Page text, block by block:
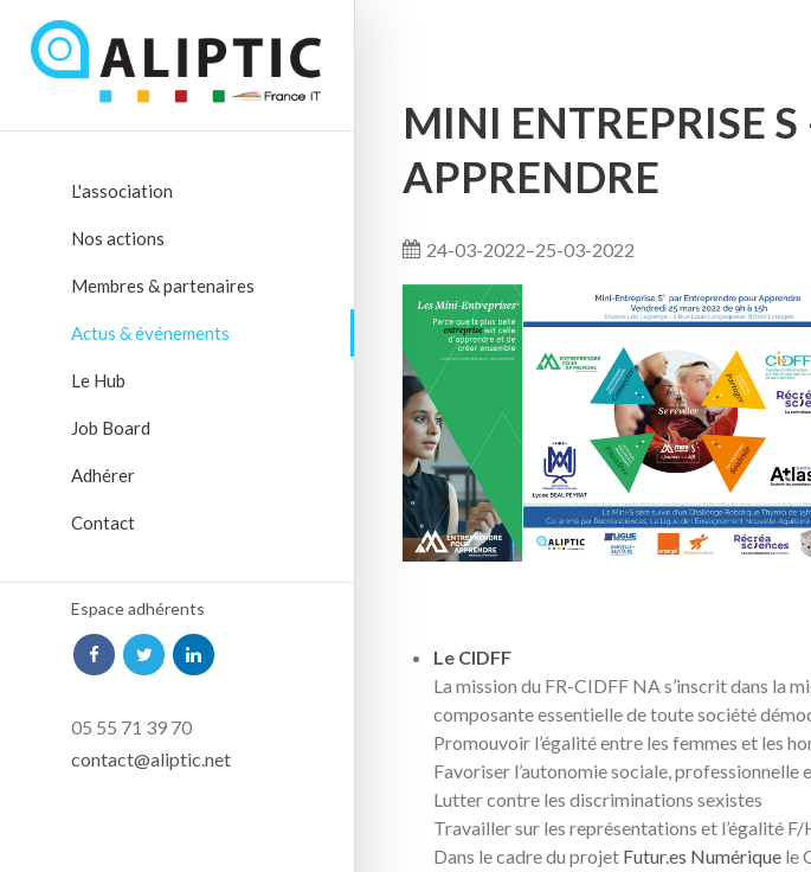
L'association
Nos actions
Membres & partenaires
Actus & événements
Le Hub
Job Board
Adhérer
Contact
Espace adhérents
05 55 71 39 70
contact@aliptic.net
MINI ENTREPRISE
APPRENDRE
24-03-2022–25-03-2022
Le CIDFF
La mission du FR-CIDFF NA s’inscrit dans la
composante essentielle de toute société
Promouvoir l’égalité entre les femmes et les
Favoriser l’autonomie sociale, professionnelle
Lutter contre les discriminations sexistes
Travailler sur les représentations et l’égalité F/
Dans le cadre du projet Futur.es Numérique le